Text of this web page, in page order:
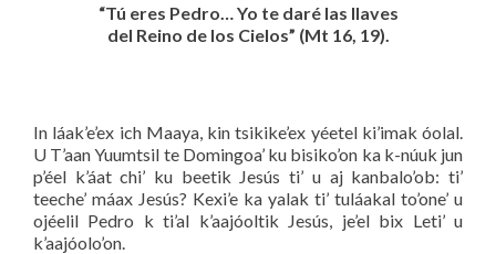
“Tú eres Pedro… Yo te daré las llaves
del Reino de los Cielos” (Mt 16, 19).
In láak’e’ex ich Maaya, kin tsikike’ex yéetel ki’imak óolal.
U T’aan Yuumtsil te Domingoa’ ku bisiko’on ka k-núuk jun
p’éel k’áat chi’ ku beetik Jesús ti’ u aj kanbalo’ob: ti’
teeche’ máax Jesús? Kexi’e ka yalak ti’ tuláakal to’one’ u
ojéelil Pedro k ti’al k’aajóoltik Jesús, je’el bix Leti’ u
k’aajóolo’on.